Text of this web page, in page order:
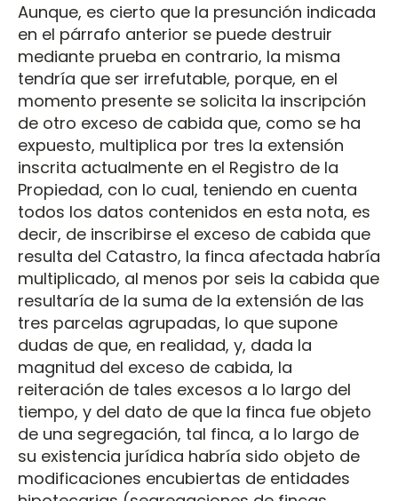
Aunque, es cierto que la presunción indicada
en el párrafo anterior se puede destruir
mediante prueba en contrario, la misma
tendría que ser irrefutable, porque, en el
momento presente se solicita la inscripción
de otro exceso de cabida que, como se ha
expuesto, multiplica por tres la extensión
inscrita actualmente en el Registro de la
Propiedad, con lo cual, teniendo en cuenta
todos los datos contenidos en esta nota, es
decir, de inscribirse el exceso de cabida que
resulta del Catastro, la finca afectada habría
multiplicado, al menos por seis la cabida que
resultaría de la suma de la extensión de las
tres parcelas agrupadas, lo que supone
dudas de que, en realidad, y, dada la
magnitud del exceso de cabida, la
reiteración de tales excesos a lo largo del
tiempo, y del dato de que la finca fue objeto
de una segregación, tal finca, a lo largo de
su existencia jurídica habría sido objeto de
modificaciones encubiertas de entidades